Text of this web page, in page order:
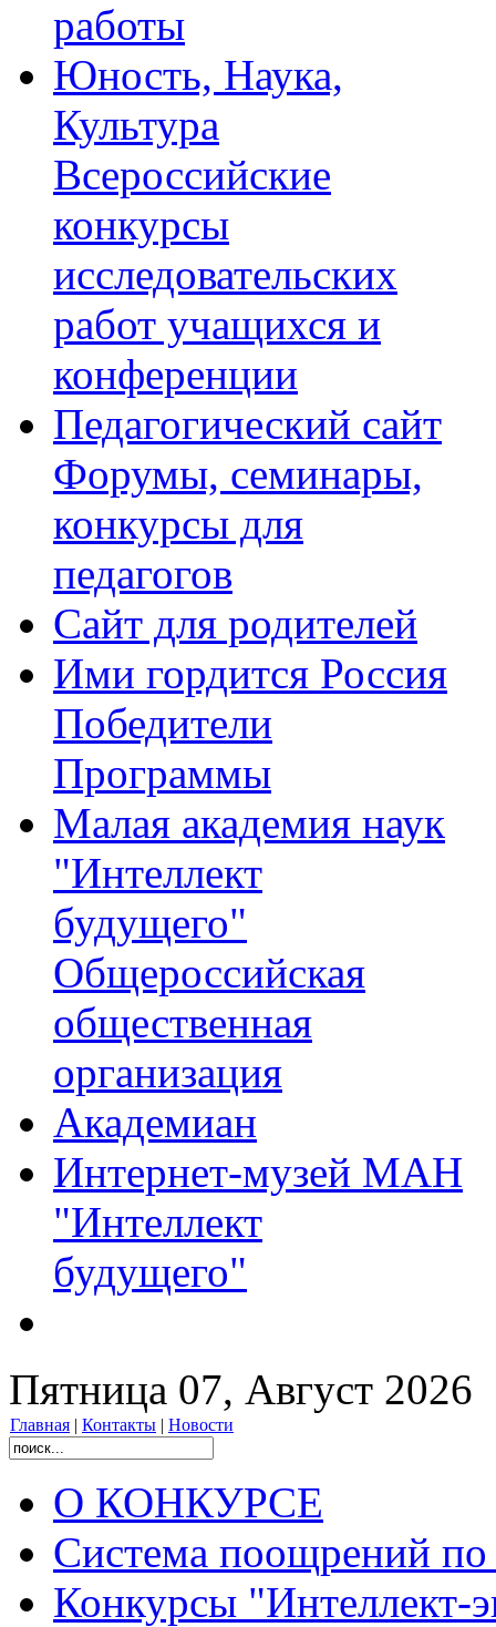
работы
Юность, Наука,
Культура
Всероссийские
конкурсы
исследовательских
работ учащихся и
конференции
Педагогический сайт
Форумы, семинары,
конкурсы для
педагогов
Сайт для родителей
Ими гордится Россия
Победители
Программы
Малая академия наук
"Интеллект
будущего"
Общероссийская
общественная
организация
Академиан
Интернет-музей МАН
"Интеллект
будущего"
Пятница 07, Август 2026
Главная | Контакты | Новости
О КОНКУРСЕ
Система поощрений по
Конкурсы "Интеллект-